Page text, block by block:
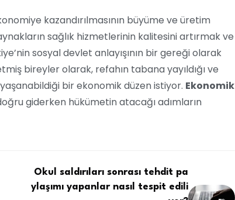
kazandırılmasının büyüme ve üretim
sağlık hizmetlerinin kalitesini artırmak ve
sosyal devlet anlayışının bir gereği olarak
bireyler olarak, refahın tabana yayıldığı ve
bir ekonomik düzen istiyor. Ekonomik
giderken hükümetin atacağı adımların
Okul saldırıları sonrası tehdit pa
ylaşımı yapanlar nasıl tespit edili